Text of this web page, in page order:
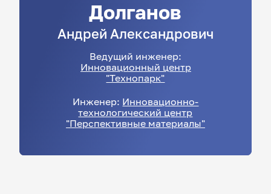
Долганов
Андрей Александрович
Ведущий инженер:
Инновационный центр
"Технопарк"
Инженер: Инновационно-
технологический центр
"Перспективные материалы"